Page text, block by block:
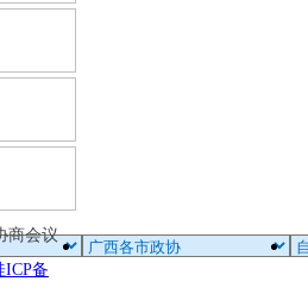
商会议
ICP备